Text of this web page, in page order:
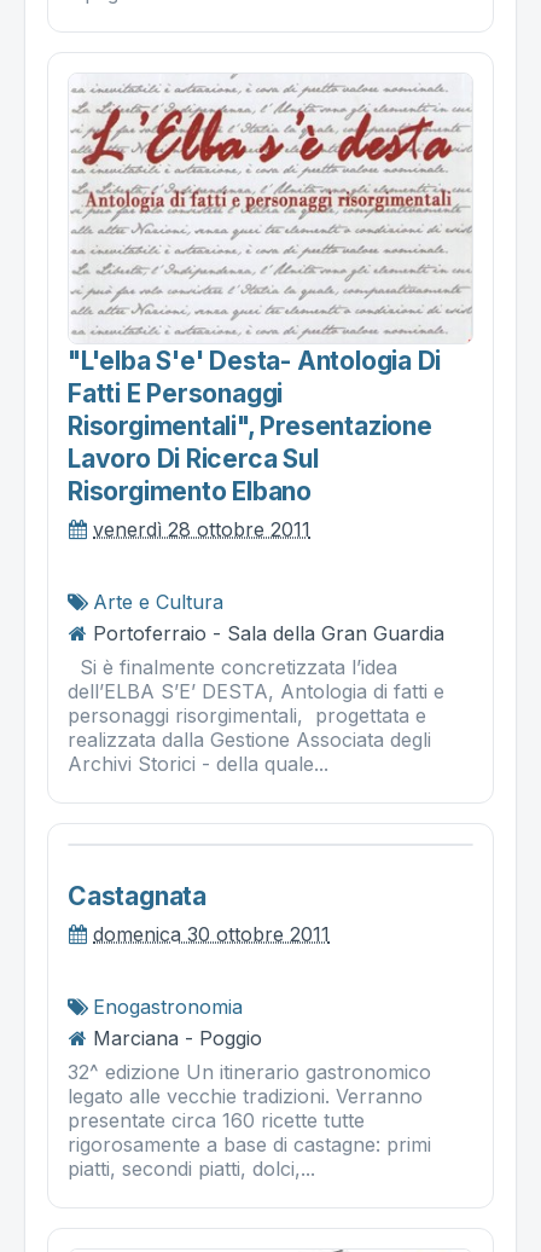
"l'elba S'e' Desta- Antologia Di
Fatti E Personaggi
Risorgimentali", Presentazione
Lavoro Di Ricerca Sul
Risorgimento Elbano
venerdì 28 ottobre 2011
Arte e Cultura
Portoferraio - Sala della Gran Guardia
Si è finalmente concretizzata l’idea
dell’ELBA S’E’ DESTA, Antologia di fatti e
personaggi risorgimentali, progettata e
realizzata dalla Gestione Associata degli
Archivi Storici - della quale...
Castagnata
domenica 30 ottobre 2011
Enogastronomia
Marciana - Poggio
32^ edizione Un itinerario gastronomico
legato alle vecchie tradizioni. Verranno
presentate circa 160 ricette tutte
rigorosamente a base di castagne: primi
piatti, secondi piatti, dolci,...